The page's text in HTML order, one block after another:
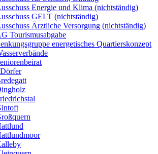
Energie und Klima (nichtständig)
GELT (nichtständig)
Ärztliche Versorgung (nichtständig)
Tourismusabgabe
energetisches Quartierskonzept